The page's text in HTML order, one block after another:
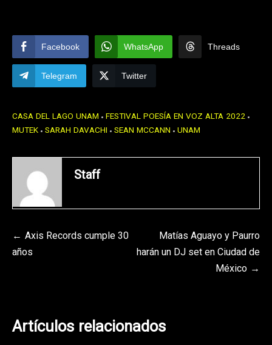
Facebook WhatsApp Threads
Telegram Twitter
CASA DEL LAGO UNAM FESTIVAL POESÍA EN VOZ ALTA 2022
MUTEK SARAH DAVACHI SEAN MCCANN UNAM
Staff
Navegación
de
Axis Records cumple 30
años
Matías Aguayo y Paurro
harán un DJ set en Ciudad de
México
Artículos relacionados